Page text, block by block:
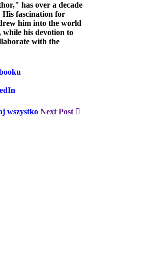
has over a decade
His fascination for
him into the world
his devotion to
with the
wszystko Next Post